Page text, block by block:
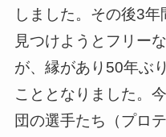
しました。その後3
見つけようとフリー
が、縁があり50年ぶ
こととなりました。
団の選手たち（プロ